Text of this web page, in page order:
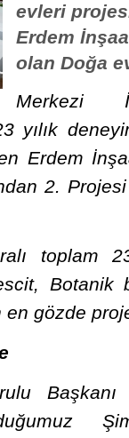
evleri
Erdem
olan Doğa
Merkezi
yılık
Erdem
2.
toplam
gözde